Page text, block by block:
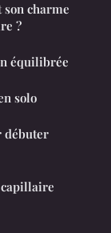
charme
?
équilibrée
solo
débuter
capillaire